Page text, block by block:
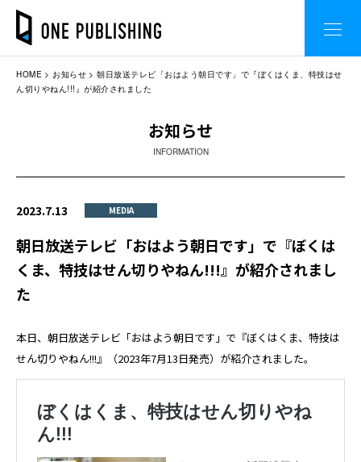
HOME お知らせ
朝日放送テレビ「おはよう朝日です」で『ぼくはくま、特技はせ
ん切りやねん!!!』が紹介されました
お知らせ
INFORMATION
2023.7.13 MEDIA
朝日放送テレビ「おはよう朝日です」で『ぼくは
くま、特技はせん切りやねん!!!』が紹介されまし
た
本日、朝日放送テレビ「おはよう朝日です」で『ぼくはくま、特技は
せん切りやねん!!!』（2023年7月13日発売）が紹介されました。